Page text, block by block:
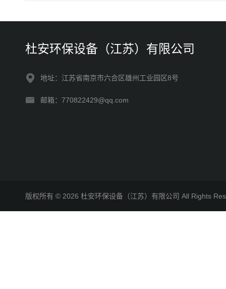
杜安环保设备（江苏）有限公司
地址：江苏省南京市六合区雄州工业园区8号
邮箱：770822429@qq.com
版权所有 © 2026 杜安环保设备（江苏）有限公司 All Rights